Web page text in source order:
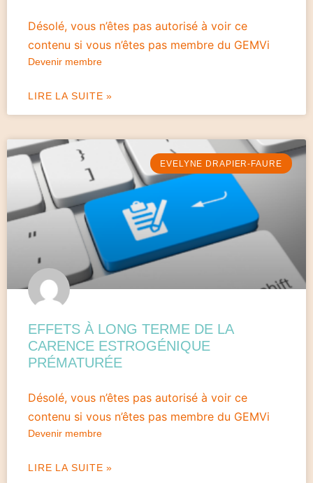
Désolé, vous n’êtes pas autorisé à voir ce
contenu si vous n’êtes pas membre du GEMVi
Devenir membre
LIRE LA SUITE »
EVELYNE DRAPIER-FAURE
EFFETS À LONG TERME DE LA
CARENCE ESTROGÉNIQUE
PRÉMATURÉE
Désolé, vous n’êtes pas autorisé à voir ce
contenu si vous n’êtes pas membre du GEMVi
Devenir membre
LIRE LA SUITE »